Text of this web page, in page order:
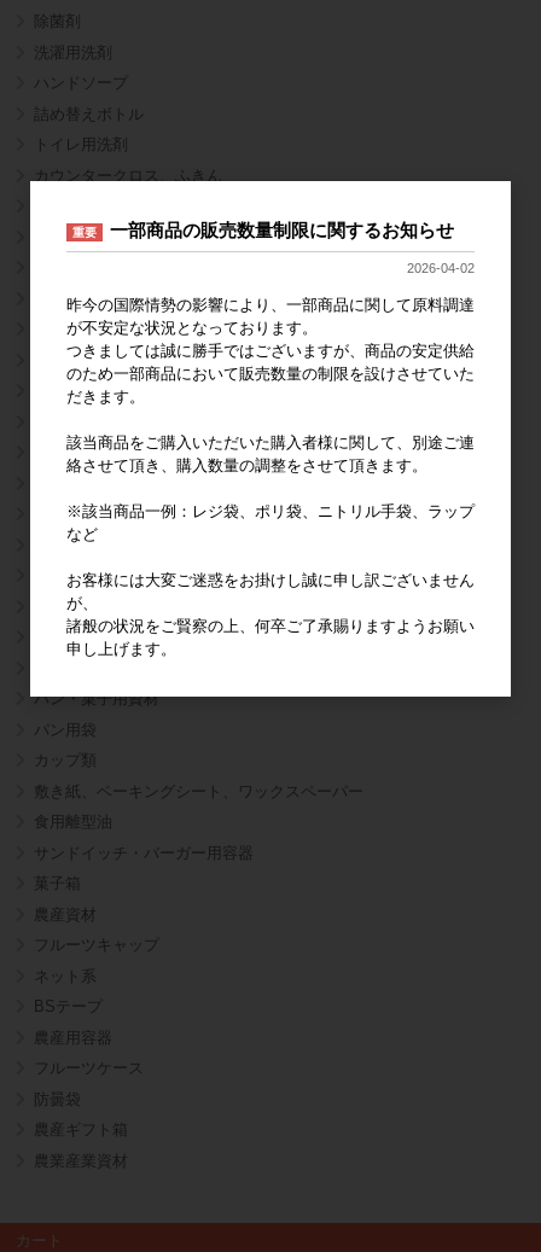
除菌剤
洗濯用洗剤
ハンドソープ
詰め替えボトル
トイレ用洗剤
カウンタークロス、ふきん
ニトリル手袋
清掃用品
マスク・ヘアキャップ
テイクアウト袋
レジ袋
寿司桶用袋
LDポリ袋
HDポリ袋
焼き芋袋
ボードン袋
ロールポリ
パン・菓子用資材
パン用袋
カップ類
敷き紙、ベーキングシート、ワックスペーパー
食用離型油
サンドイッチ・バーガー用容器
菓子箱
農産資材
フルーツキャップ
ネット系
BSテープ
農産用容器
フルーツケース
防曇袋
農産ギフト箱
農業産業資材
カート
重要 一部商品の販売数量制限に関するお知らせ
2026-04-02
昨今の国際情勢の影響により、一部商品に関して原料調達
が不安定な状況となっております。
つきましては誠に勝手ではございますが、商品の安定供給
のため一部商品において販売数量の制限を設けさせていた
だきます。
該当商品をご購入いただいた購入者様に関して、別途ご連
絡させて頂き、購入数量の調整をさせて頂きます。
※該当商品一例：レジ袋、ポリ袋、ニトリル手袋、ラップ
など
お客様には大変ご迷惑をお掛けし誠に申し訳ございません
が、
諸般の状況をご賢察の上、何卒ご了承賜りますようお願い
申し上げます。